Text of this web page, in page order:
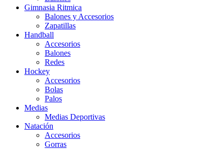
Gimnasia Ritmica
Balones y Accesorios
Zapatillas
Handball
Accesorios
Balones
Redes
Hockey
Accesorios
Bolas
Palos
Medias
Medias Deportivas
Natación
Accesorios
Gorras